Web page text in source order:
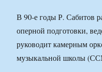
В 90-е годы Р. Сабитов
оперной подготовки,
руководит камерным
музыкальной школы